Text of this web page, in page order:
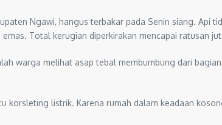
Ngawi, hangus terbakar pada Senin siang. Api
Total kerugian diperkirakan mencapai ratusan
warga melihat asap tebal membumbung dari
korsleting listrik. Karena rumah dalam keadaan